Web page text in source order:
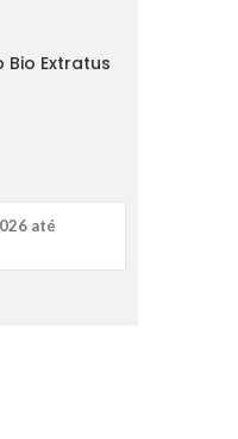
Bio Extratus
até